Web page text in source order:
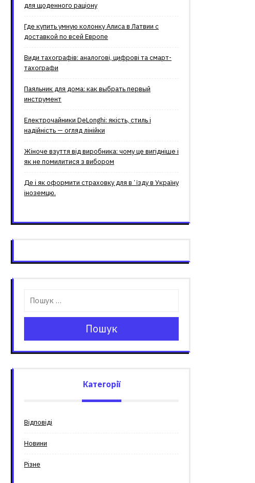
для щоденного раціону
Где купить умную колонку Алиса в Латвии с
доставкой по всей Европе
Види тахографів: аналогові, цифрові та смарт-
тахографи
Паяльник для дома: как выбрать первый
инструмент
Електрочайники DeLonghi: якість, стиль і
надійність — огляд лінійки
Жіноче взуття від виробника: чому це вигідніше і
як не помилитися з вибором
Де і як оформити страховку для вʼїзду в Україну
іноземцю.
Пошук
Категорії
Відповіді
Новини
Різне